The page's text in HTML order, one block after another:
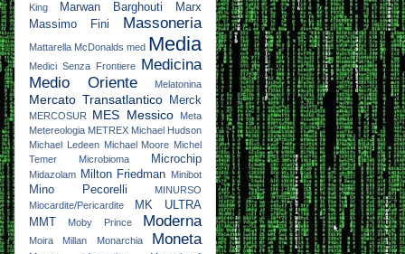
King
Marwan Barghouti
Marx
Massimo Fini
Massoneria
Mattarella McDonalds med Media
Medici Senza Frontiere Medicina
Medio Oriente
Melatonina
Mercato Transatlantico Merck
MERCOSUR MES Messico
Meta
Metereologia METREX Michael Hudson
Michael Ledeen Michael Moore Michel
Temer
Microbioma Microchip
Midazolam Milton Friedman Minibot
Mino Pecorelli
MINURSO
Miocardite/Pericardite
MK ULTRA
MMT
Moby Prince Moderna
Moira Millan Monarchia Moneta